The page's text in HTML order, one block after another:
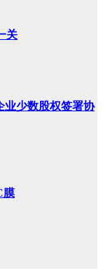
关
业少数股权签署协
膜